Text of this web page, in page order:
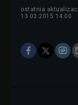
ostatnia
13.03.2015 14:00